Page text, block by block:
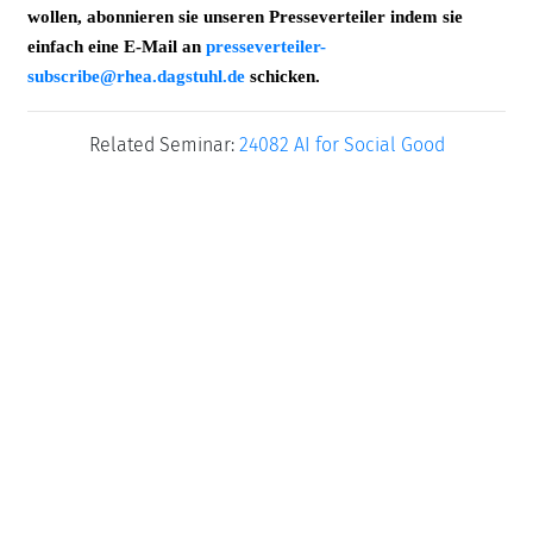
wollen, abonnieren sie unseren Presseverteiler indem sie
einfach eine E-Mail an presseverteiler-
subscribe@rhea.dagstuhl.de schicken.
Related Seminar: 24082 AI for Social Good